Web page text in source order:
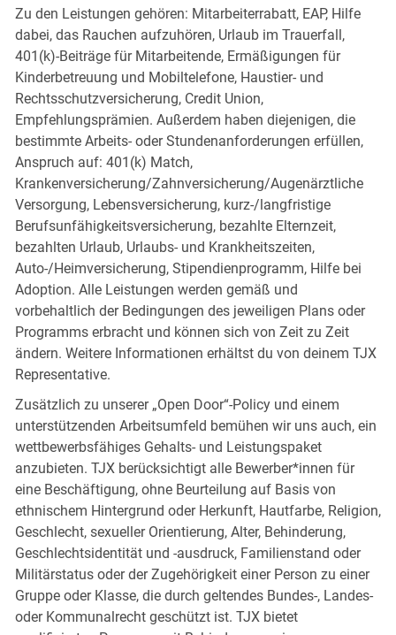
Zu den Leistungen gehören: Mitarbeiterrabatt, EAP, Hilfe
dabei, das Rauchen aufzuhören, Urlaub im Trauerfall,
401(k)-Beiträge für Mitarbeitende, Ermäßigungen für
Kinderbetreuung und Mobiltelefone, Haustier- und
Rechtsschutzversicherung, Credit Union,
Empfehlungsprämien. Außerdem haben diejenigen, die
bestimmte Arbeits- oder Stundenanforderungen erfüllen,
Anspruch auf: 401(k) Match,
Krankenversicherung/Zahnversicherung/Augenärztliche
Versorgung, Lebensversicherung, kurz-/langfristige
Berufsunfähigkeitsversicherung, bezahlte Elternzeit,
bezahlten Urlaub, Urlaubs- und Krankheitszeiten,
Auto-/Heimversicherung, Stipendienprogramm, Hilfe bei
Adoption. Alle Leistungen werden gemäß und
vorbehaltlich der Bedingungen des jeweiligen Plans oder
Programms erbracht und können sich von Zeit zu Zeit
ändern. Weitere Informationen erhältst du von deinem TJX
Representative.
Zusätzlich zu unserer „Open Door“-Policy und einem
unterstützenden Arbeitsumfeld bemühen wir uns auch, ein
wettbewerbsfähiges Gehalts- und Leistungspaket
anzubieten. TJX berücksichtigt alle Bewerber*innen für
eine Beschäftigung, ohne Beurteilung auf Basis von
ethnischem Hintergrund oder Herkunft, Hautfarbe, Religion,
Geschlecht, sexueller Orientierung, Alter, Behinderung,
Geschlechtsidentität und -ausdruck, Familienstand oder
Militärstatus oder der Zugehörigkeit einer Person zu einer
Gruppe oder Klasse, die durch geltendes Bundes-, Landes-
oder Kommunalrecht geschützt ist. TJX bietet